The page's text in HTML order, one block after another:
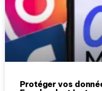
Protéger vos